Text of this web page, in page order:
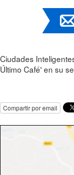
Ciudades
Último Café' en su
Compartir por email